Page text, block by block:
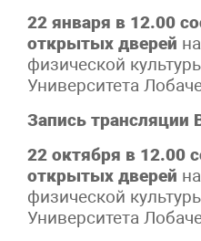
22 января в 12.00
открытых дверей
физической
Университета
Запись трансляции
22 октября в 12.00
открытых дверей
физической
Университета